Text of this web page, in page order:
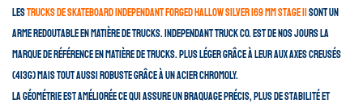
Lestrucks de skateboard Independant Forged Hallow Silver 169 mm Stage 11
sont un
arme redoutable en matière de trucks. Independant Truck Co. est de nos jours la
marque de référence en matière de trucks. Plus léger grâce à leur aux axes creusés
(413g) mais tout aussi robuste grâce à un acier chromoly.
La géométrie est améliorée ce qui assure un braquage précis, plus de stabilité et